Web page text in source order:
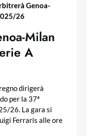
Genoa-
26
Milan
A
dirigerà
per la 37ª
26. La gara si
Ferraris alle ore